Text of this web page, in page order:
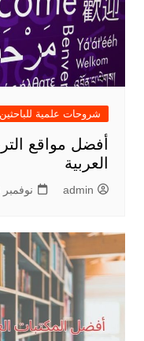
شروحات علمية للباحثين
أفضل مواقع
العربية
admin نوفمبر 16, 2024